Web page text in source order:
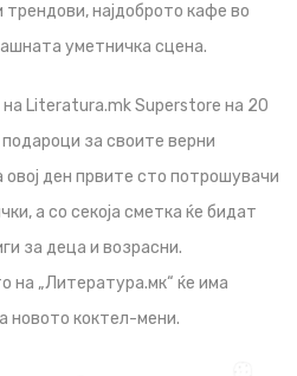
најдоброто кафе во
уметничка сцена.
Literatura.mk Superstore на 20
за своите верни
ден првите сто потрошувачи
а со секоја сметка ќе бидат
за деца и возрасни.
на „Литература.мк“ ќе има
новото коктел-мени.